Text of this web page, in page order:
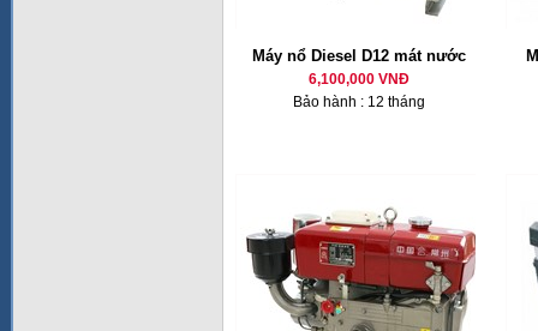
Máy nổ Diesel D12 mát nước
6,100,000 VNĐ
Bảo hành : 12 tháng